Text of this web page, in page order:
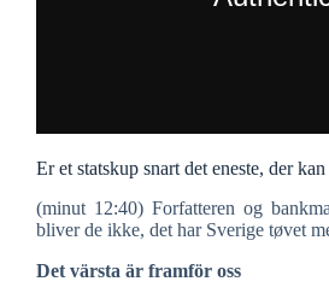
Er et statskup snart det eneste, der
(minut 12:40) Forfatteren og
bliver de ikke, det har Sverige tøvet
Det värsta är framför oss